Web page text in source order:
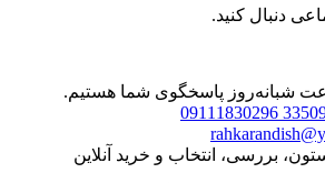
دنبال کنید.
بررسی، انتخاب و خرید آنلاین